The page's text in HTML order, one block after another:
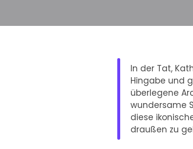
In der Tat,
Hingabe und
überlegene
wundersame
diese
draußen zu